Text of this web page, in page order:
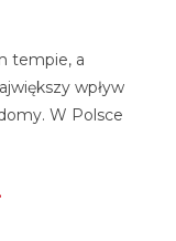
tempie, a
wpływ
W Polsce